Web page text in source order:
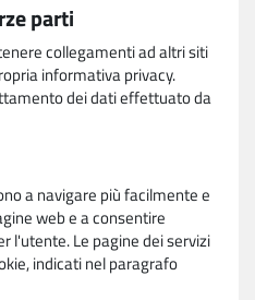
parti
collegamenti ad altri siti
informativa privacy.
dei dati effettuato da
a navigare più facilmente e
web e a consentire
l'utente. Le pagine dei servizi
indicati nel paragrafo